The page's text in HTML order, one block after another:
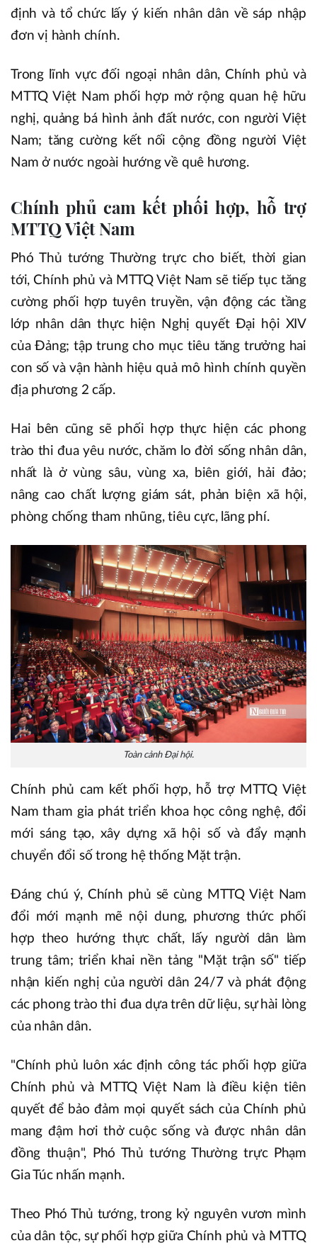
định và tổ chức lấy ý kiến nhân dân về sáp nhập
đơn vị hành chính.
Trong lĩnh vực đối ngoại nhân dân, Chính phủ và
MTTQ Việt Nam phối hợp mở rộng quan hệ hữu
nghị, quảng bá hình ảnh đất nước, con người Việt
Nam; tăng cường kết nối cộng đồng người Việt
Nam ở nước ngoài hướng về quê hương.
Chính phủ cam kết phối hợp, hỗ trợ
MTTQ Việt Nam
Phó Thủ tướng Thường trực cho biết, thời gian
tới, Chính phủ và MTTQ Việt Nam sẽ tiếp tục tăng
cường phối hợp tuyên truyền, vận động các tầng
lớp nhân dân thực hiện Nghị quyết Đại hội XIV
của Đảng; tập trung cho mục tiêu tăng trưởng hai
con số và vận hành hiệu quả mô hình chính quyền
địa phương 2 cấp.
Hai bên cũng sẽ phối hợp thực hiện các phong
trào thi đua yêu nước, chăm lo đời sống nhân dân,
nhất là ở vùng sâu, vùng xa, biên giới, hải đảo;
nâng cao chất lượng giám sát, phản biện xã hội,
phòng chống tham nhũng, tiêu cực, lãng phí.
Toàn cảnh Đại hội.
Chính phủ cam kết phối hợp, hỗ trợ MTTQ Việt
Nam tham gia phát triển khoa học công nghệ, đổi
mới sáng tạo, xây dựng xã hội số và đẩy mạnh
chuyển đổi số trong hệ thống Mặt trận.
Đáng chú ý, Chính phủ sẽ cùng MTTQ Việt Nam
đổi mới mạnh mẽ nội dung, phương thức phối
hợp theo hướng thực chất, lấy người dân làm
trung tâm; triển khai nền tảng "Mặt trận số" tiếp
nhận kiến nghị của người dân 24/7 và phát động
các phong trào thi đua dựa trên dữ liệu, sự hài lòng
của nhân dân.
"Chính phủ luôn xác định công tác phối hợp giữa
Chính phủ và MTTQ Việt Nam là điều kiện tiên
quyết để bảo đảm mọi quyết sách của Chính phủ
mang đậm hơi thở cuộc sống và được nhân dân
đồng thuận", Phó Thủ tướng Thường trực Phạm
Gia Túc nhấn mạnh.
Theo Phó Thủ tướng, trong kỷ nguyên vươn mình
của dân tộc, sự phối hợp giữa Chính phủ và MTTQ